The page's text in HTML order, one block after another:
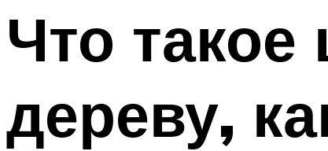
Что
дереву,